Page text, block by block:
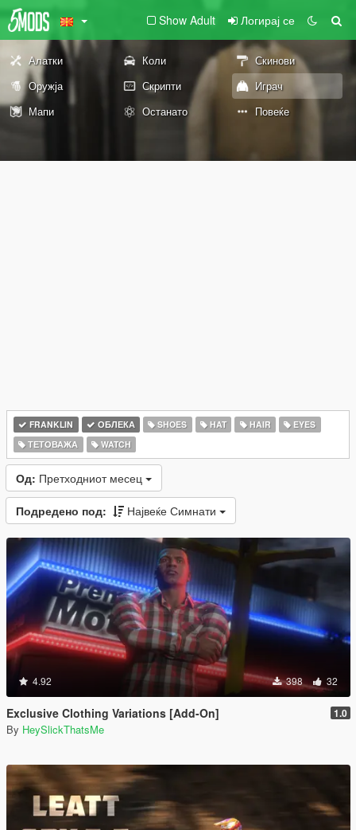
Show Adult Логирај се
Алатки Коли
Скинови
Оружја
Скрипти
Играч
Мапи
Останато Повеќе
FRANKLIN ОБЛЕКА SHOES HAT HAIR
EYES
ТЕТОВАЖА
WATCH
Од: Претходниот месец
Подредено под: Највеќе Симнати
4.92 398 32
Exclusive Clothing Variations [Add-On] 1.0
By HeySlickThatsMe